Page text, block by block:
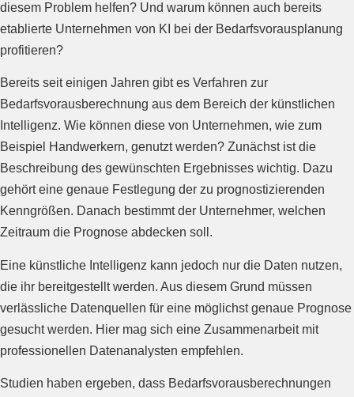
diesem Problem helfen? Und warum können auch bereits
etablierte Unternehmen von KI bei der Bedarfsvorausplanung
profitieren?
Bereits seit einigen Jahren gibt es Verfahren zur
Bedarfsvorausberechnung aus dem Bereich der künstlichen
Intelligenz. Wie können diese von Unternehmen, wie zum
Beispiel Handwerkern, genutzt werden? Zunächst ist die
Beschreibung des gewünschten Ergebnisses wichtig. Dazu
gehört eine genaue Festlegung der zu prognostizierenden
Kenngrößen. Danach bestimmt der Unternehmer, welchen
Zeitraum die Prognose abdecken soll.
Eine künstliche Intelligenz kann jedoch nur die Daten nutzen,
die ihr bereitgestellt werden. Aus diesem Grund müssen
verlässliche Datenquellen für eine möglichst genaue Prognose
gesucht werden. Hier mag sich eine Zusammenarbeit mit
professionellen Datenanalysten empfehlen.
Studien haben ergeben, dass Bedarfsvorausberechnungen